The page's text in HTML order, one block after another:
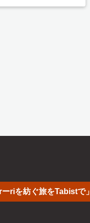
riを紡ぐ旅をTabistで」